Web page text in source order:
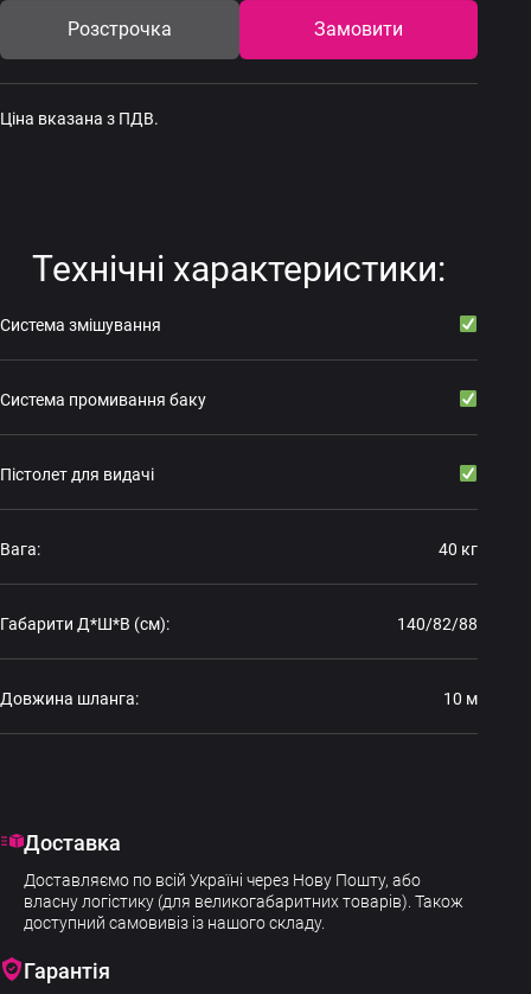
Розстрочка Замовити
Ціна вказана з ПДВ.
Технічні характеристики:
Система змiшування
Система промивання баку
Пiстолет для видачi
Вага: 40 кг
Габарити Д*Ш*В (см): 140/82/88
Довжина шланга: 10 м
Доставка
Доставляємо по всій Україні через Нову Пошту, або
власну логістику (для великогабаритних товарів). Також
доступний самовивіз із нашого складу.
Гарантія